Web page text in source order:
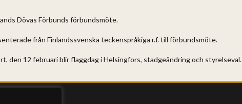
Dövas Förbunds förbundsmöte.
från Finlandssvenska teckenspråkiga r.f. till förbundsmöte.
den 12 februari blir flaggdag i Helsingfors, stadgeändring och styrelseval.